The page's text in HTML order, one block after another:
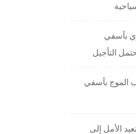
بآسفي
التأجيل
الموج بآسفي
الأمل إلى